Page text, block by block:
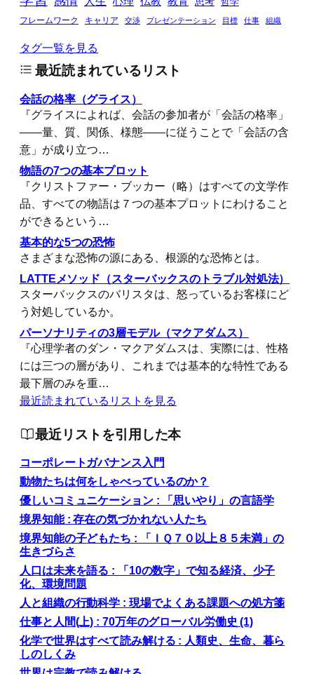
哲学
フレームワーク
キャリア 交渉 プレゼンテーション 目標 仕事 組織
タグ一覧を見る
最近読まれているリスト
会話の格率（グライス）
『グライスによれば、会話の参加者が「会話の格率」
――量、質、関係、様態――に従うことで「会話の含
意」が成り立つ…
物語の7つの基本プロット
『クリストファー・ブッカー（略）はすべての文学作
品、すべての物語は７つの基本プロットにわけること
ができるという…
基本的な5つの恐怖
さまざまな恐怖の源にある、根源的な恐怖とは。
LATTEメソッド（スターバックスのトラブル対処法）
スターバックスのバリスタは、怒っているお客様にど
う対処しているか。
パーソナリティの3層モデル（マクアダムス）
『心理学者のダン・マクアダムスは、実際には、性格
には三つの層があり、これまでは基本的な特性である
最下層のみを重…
最近読まれているリストを見る
最近リストを引用した本
コーポレートガバナンス入門
動物たちは何をしゃべっているのか？
優しいコミュニケーション : 「思いやり」の言語学
境界知能 : 存在の気づかれない人たち
境界知能の子どもたち : 「ＩＱ７０以上８５未満」の
生きづらさ
人口は未来を語る : 「10の数字」で知る経済、少子
化、環境問題
人と組織の行動科学 : 現場でよくある課題への処方箋
仕事と人間(上) : 70万年のグローバル労働史 (1)
化学で世界はすべて読み解ける : 人類史、生命、暮ら
しのしくみ